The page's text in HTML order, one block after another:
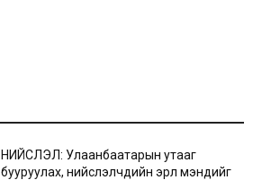
НИЙСЛЭЛ: Улаанбаатарын утааг
бууруулах, нийслэлчүүдийн эрүүл мэндийг